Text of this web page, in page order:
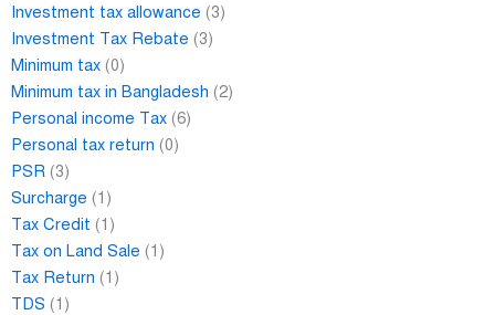
Investment tax allowance (3)
Investment Tax Rebate (3)
Minimum tax (0)
Minimum tax in Bangladesh (2)
Personal income Tax (6)
Personal tax return (0)
PSR (3)
Surcharge (1)
Tax Credit (1)
Tax on Land Sale (1)
Tax Return (1)
TDS (1)